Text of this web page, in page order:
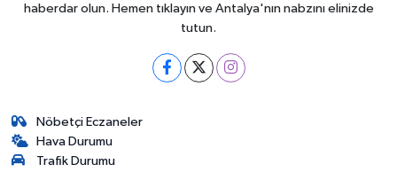
haberdar olun. Hemen tıklayın ve Antalya'nın nabzını elinizde
tutun.
Nöbetçi Eczaneler
Hava Durumu
Trafik Durumu